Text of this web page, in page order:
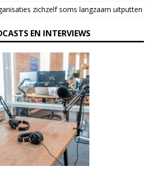
zichzelf soms langzaam uitputten
EN INTERVIEWS